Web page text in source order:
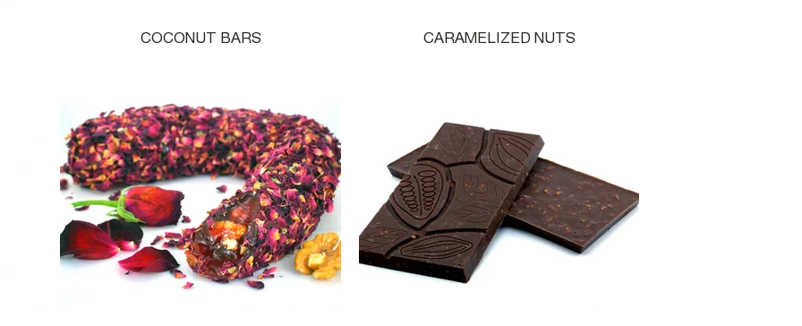
COCONUT BARS CARAMELIZED NUTS